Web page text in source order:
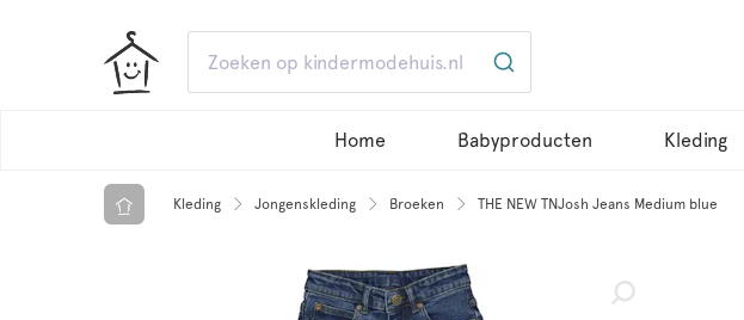
Home Babyproducten Kleding
Kleding Jongenskleding Broeken THE NEW TNJosh Jeans Medium blue